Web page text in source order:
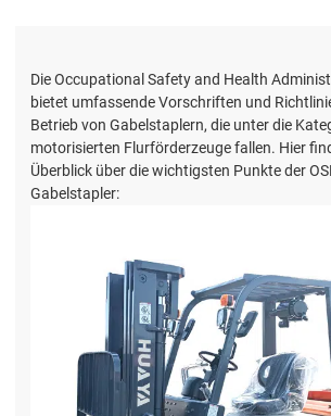
Die Occupational Safety and Health
bietet umfassende Vorschriften und
Betrieb von Gabelstaplern, die unter die
motorisierten Flurförderzeuge fallen. Hier
Überblick über die wichtigsten Punkte der
Gabelstapler: